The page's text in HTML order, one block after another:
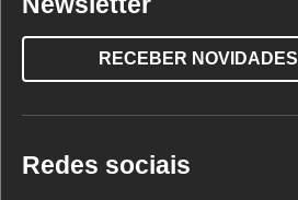
RECEBER NOVIDADES
Redes sociais